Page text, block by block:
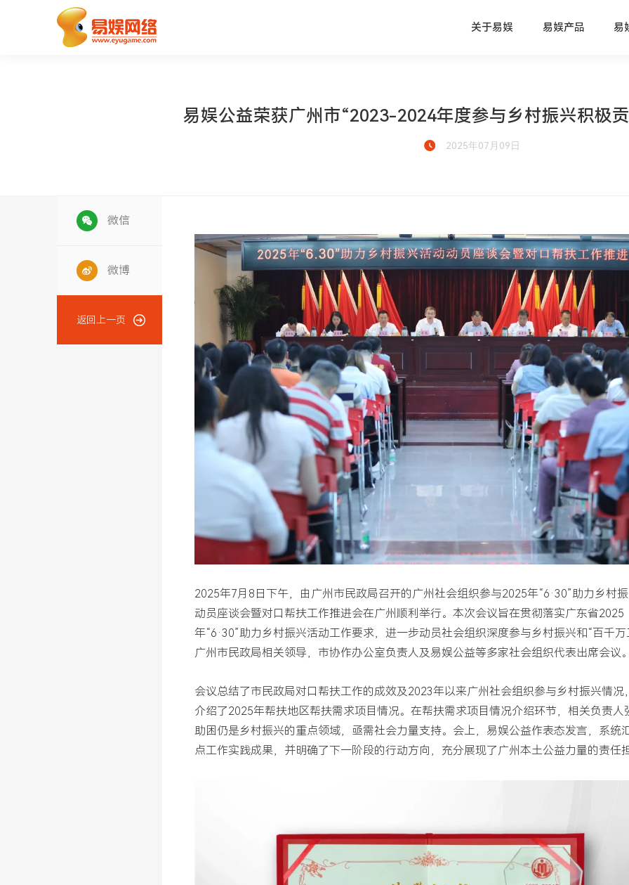
关于易娱 易娱产品 易
易娱公益荣获广州市“2023-2024年度参与乡村振兴积极
2025年07月09日
微信
微博
返回上一页
2025年7月8日下午，由广州市民政局召开的广州社会组织参与2025年“6·30”助力乡村
动员座谈会暨对口帮扶工作推进会在广州顺利举行。本次会议旨在贯彻落实广东省2025
年“6·30”助力乡村振兴活动工作要求，进一步动员社会组织深度参与乡村振兴和“百千万
广州市民政局相关领导，市协作办公室负责人及易娱公益等多家社会组织代表出席会议
会议总结了市民政局对口帮扶工作的成效及2023年以来广州社会组织参与乡村振兴情况
介绍了2025年帮扶地区帮扶需求项目情况。在帮扶需求项目情况介绍环节，相关负责人
助困仍是乡村振兴的重点领域， 亟需社会力量支持。 会上，易娱公益作表态发言，系统
点工作实践成果，并明确了下一阶段的行动方向，充分展现了广州本土公益力量的责任